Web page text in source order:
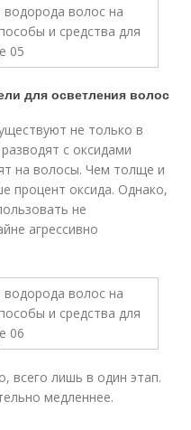
для осветления волос
не только в
с оксидами
на волосы. Чем толще и
процент оксида. Однако,
не
агрессивно
всего лишь в один этап.
медленнее.